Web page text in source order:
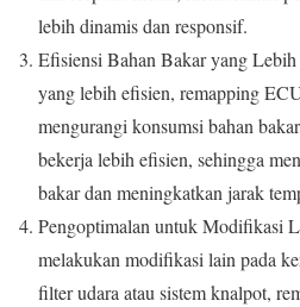
lebih dinamis dan responsif.
Efisiensi Bahan Bakar yang
yang lebih efisien, remapping
mengurangi konsumsi bahan
bekerja lebih efisien, sehingga
bakar dan meningkatkan jarak
Pengoptimalan untuk Modifikasi
melakukan modifikasi lain pada
filter udara atau sistem knalpot,